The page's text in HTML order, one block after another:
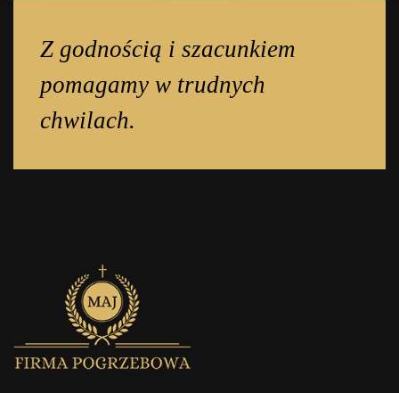
Z godnością i szacunkiem
pomagamy w trudnych
chwilach.